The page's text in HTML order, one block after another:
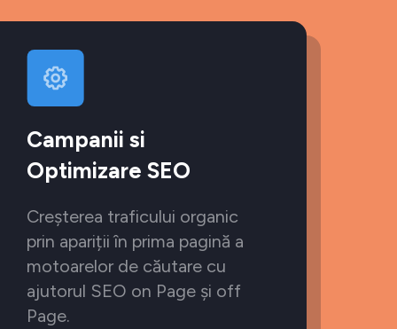
Campanii si
Optimizare SEO
Creșterea traficului organic
prin apariții în prima pagină a
motoarelor de căutare cu
ajutorul SEO on Page și off
Page.